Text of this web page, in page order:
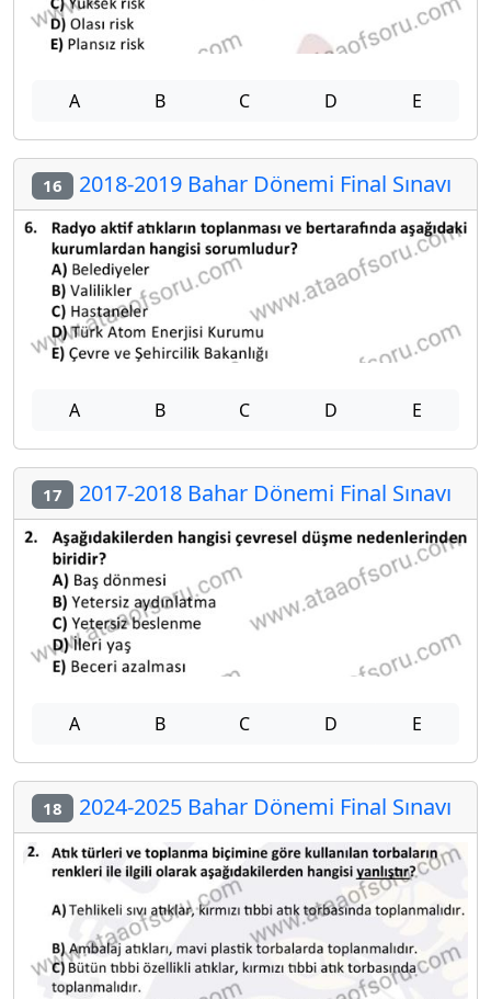
A B C D E
16 2018-2019 Bahar Dönemi Final Sınavı
A B C D E
17 2017-2018 Bahar Dönemi Final Sınavı
A B C D E
18 2024-2025 Bahar Dönemi Final Sınavı